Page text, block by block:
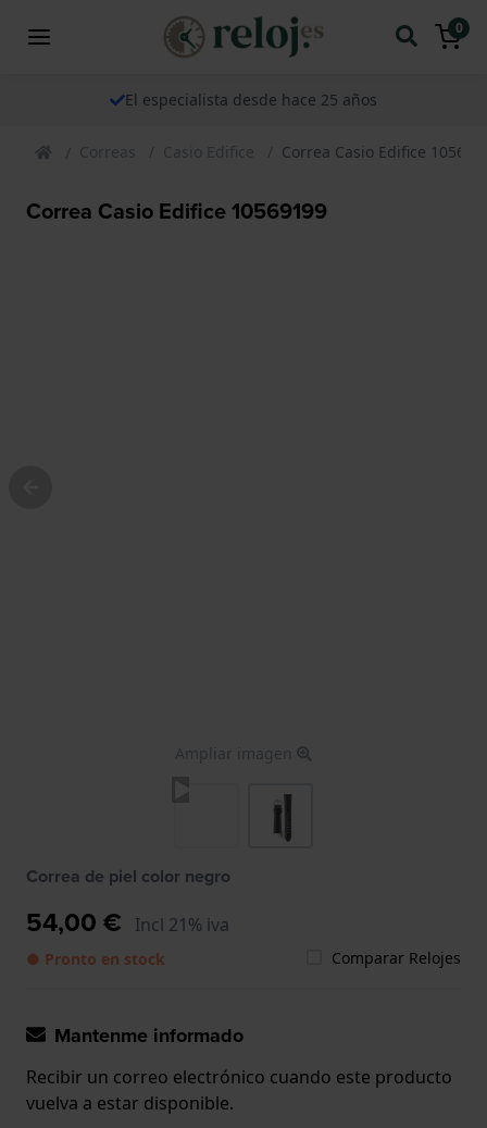
0
El especialista desde hace 25 años
Correas Casio Edifice Correa Casio Edifice
Correa Casio Edifice 10569199
Ampliar imagen
Correa de piel color negro
54,00 € Incl 21% iva
● Pronto en stock Comparar Relojes
Mantenme informado
Recibir un correo electrónico cuando este producto
vuelva a estar disponible.